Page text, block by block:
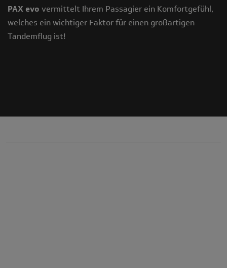
PAX evo vermittelt Ihrem Passagier ein Komfortgefühl,
welches ein wichtiger Faktor für einen großartigen
Tandemflug ist!